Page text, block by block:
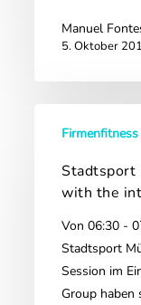
Manuel
5. Oktober
München
Session“
international
Wagner
Group
Firmenfitness
Stadtsport
with the
Von 06:30 -
Stadtsport
Session im
Group haben